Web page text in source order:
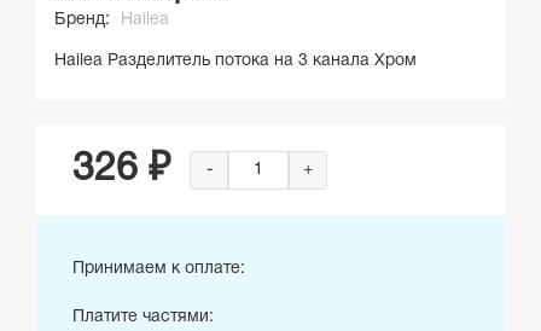
Бренд: Hailea
Hailea Разделитель потока на 3 канала Хром
326 ₽ - +
Принимаем к оплате:
Платите частями: